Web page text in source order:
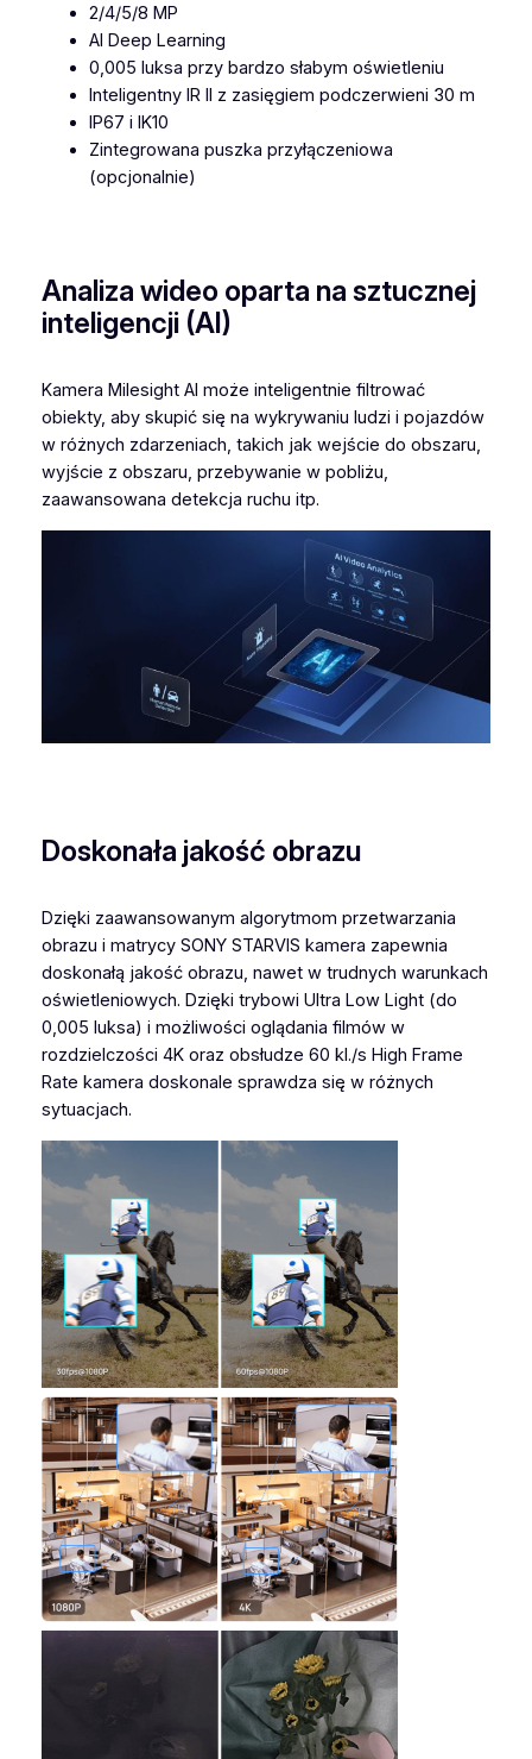
2/4/5/8 MP
AI Deep Learning
0,005 luksa przy bardzo słabym oświetleniu
Inteligentny IR II z zasięgiem podczerwieni 30 m
IP67 i IK10
Zintegrowana puszka przyłączeniowa
(opcjonalnie)
Analiza wideo oparta na sztucznej
inteligencji (AI)
Kamera Milesight AI może inteligentnie filtrować
obiekty, aby skupić się na wykrywaniu ludzi i pojazdów
w różnych zdarzeniach, takich jak wejście do obszaru,
wyjście z obszaru, przebywanie w pobliżu,
zaawansowana detekcja ruchu itp.
Doskonała jakość obrazu
Dzięki zaawansowanym algorytmom przetwarzania
obrazu i matrycy SONY STARVIS kamera zapewnia
doskonałą jakość obrazu, nawet w trudnych warunkach
oświetleniowych. Dzięki trybowi Ultra Low Light (do
0,005 luksa) i możliwości oglądania filmów w
rozdzielczości 4K oraz obsłudze 60 kl./s High Frame
Rate kamera doskonale sprawdza się w różnych
sytuacjach.